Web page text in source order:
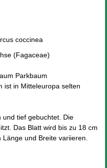
coccinea
(Fagaceae)
Parkbaum
ist in Mitteleuropa selten
und tief gebuchtet. Die
Das Blatt wird bis zu 18 cm
und Breite variieren.